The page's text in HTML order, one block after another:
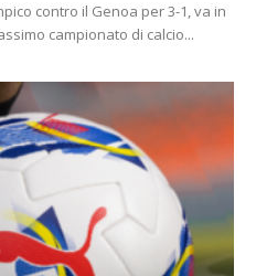
contro il Genoa per 3-1, va in
campionato di calcio...